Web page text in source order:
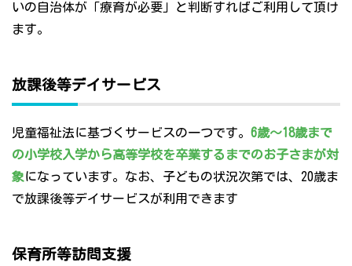
いの自治体が「療育が必要」と判断すればご利用して頂け
ます。
放課後等デイサービス
児童福祉法に基づくサービスの一つです。 6歳～18歳まで
の小学校入学から高等学校を卒業するまでのお子さまが対
象になっています。なお、子どもの状況次第では、20歳ま
で放課後等デイサービスが利用できます
保育所等訪問支援